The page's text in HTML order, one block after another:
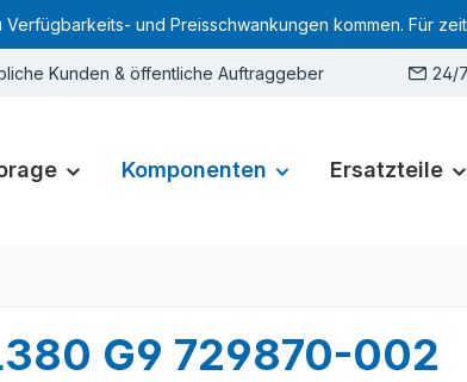
Verfügbarkeits- und Preisschwankungen kommen. Für
Kunden & öffentliche Auftraggeber 24/
Komponenten Ersatzteile
G9 729870-002